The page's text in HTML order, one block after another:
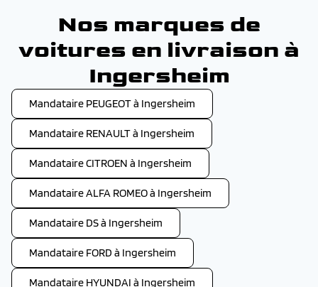
Nos marques de
voitures en livraison à
Ingersheim
Mandataire PEUGEOT à Ingersheim
Mandataire RENAULT à Ingersheim
Mandataire CITROEN à Ingersheim
Mandataire ALFA ROMEO à Ingersheim
Mandataire DS à Ingersheim
Mandataire FORD à Ingersheim
Mandataire HYUNDAI à Ingersheim